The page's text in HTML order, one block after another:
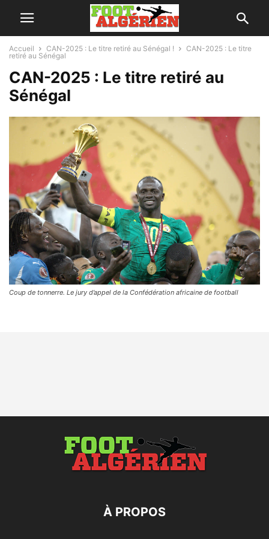
Accueil CAN-2025 : Le titre retiré au Sénégal !
CAN-2025 : Le titre
retiré au Sénégal
CAN-2025 : Le titre retiré au
Sénégal
Coup de tonnerre. Le jury d’appel de la Confédération africaine de football
À PROPOS